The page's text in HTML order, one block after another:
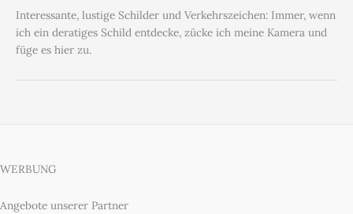
Interessante, lustige Schilder und Verkehrszeichen: Immer, wenn
ich ein deratiges Schild entdecke, zücke ich meine Kamera und
füge es hier zu.
WERBUNG
Angebote unserer Partner